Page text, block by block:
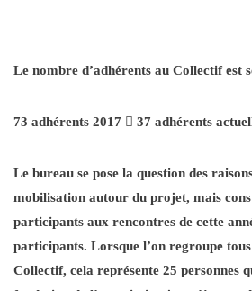
Le nombre d’adhérents au Collectif est
73 adhérents 2017  37 adhérents
Le bureau se pose la question des
mobilisation autour du projet, mais
participants aux rencontres de cette
participants. Lorsque l’on regroupe
Collectif, cela représente 25 personnes